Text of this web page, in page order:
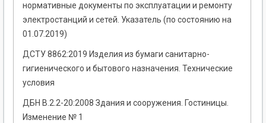
нормативные документы по эксплуатации и ремонту
электростанций и сетей. Указатель (по состоянию на
01.07.2019)
ДСТУ 8862:2019 Изделия из бумаги санитарно-
гигиенического и бытового назначения. Технические
условия
ДБН В.2.2-20:2008 Здания и сооружения. Гостиницы.
Изменение № 1